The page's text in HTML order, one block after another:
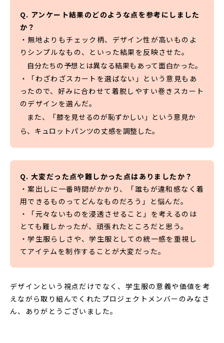
Q. アンケート結果のどのような点を参考にしました
か？
・無地よりもチェック柄、デザイン性が高いものよ
りシンプルなもの、といった結果を反映させた。
自分たちの予想とは異なる結果もあって面白かった。
・「わざわざスカートを選ばない」という意見もあ
ったので、好みに合わせて着脱しやすい巻きスカート
のデザインを選んだ。
また、「膝を見せるのが恥ずかしい」という意見か
ら、キュロットパンツの丈感を調整した。
Q. 大変だった点や難しかった点はありましたか？
・案出しに一番時間がかかり、「誰もが違和感なく着
用できるものってどんなものだろう」と悩んだ。
・「元々ないものを浸透させること」を考えるのは
とても難しかったが、頑張れたところだと思う。
・学生服らしさや、学生服としての統一感を重視し
てアイテムを制作することが大変だった。
デザインという視点だけでなく、学生服の意義や価値を考
えながら取り組んでくれたプロジェクトメンバーのみなさ
ん、ありがとうございました。